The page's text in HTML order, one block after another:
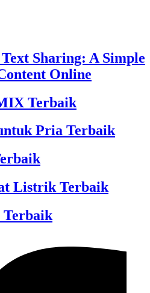
Sharing: A Simple
Online
Terbaik
Pria Terbaik
Listrik Terbaik